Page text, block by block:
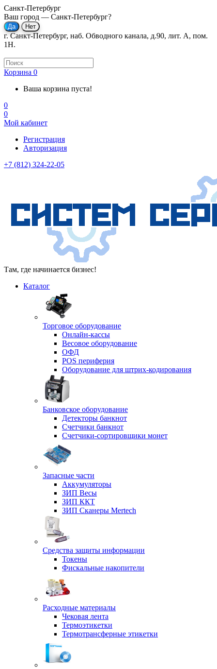
Санкт-Петербург
Ваш город — Санкт-Петербург?
г. Санкт-Петербург, наб. Обводного канала, д.90, лит. А, пом.
1Н.
Корзина 0
Ваша корзина пуста!
0
0
Мой кабинет
Регистрация
Авторизация
+7 (812) 324-22-05
Там, где начинается бизнес!
Каталог
Торговое оборудование
Онлайн-кассы
Весовое оборудование
ОФД
POS периферия
Оборудование для штрих-кодирования
Банковское оборудование
Детекторы банкнот
Счетчики банкнот
Счетчики-сортировщики монет
Запасные части
Аккумуляторы
ЗИП Весы
ЗИП ККТ
ЗИП Сканеры Mertech
Средства защиты информации
Токены
Фискальные накопители
Расходные материалы
Чековая лента
Термоэтикетки
Термотрансферные этикетки